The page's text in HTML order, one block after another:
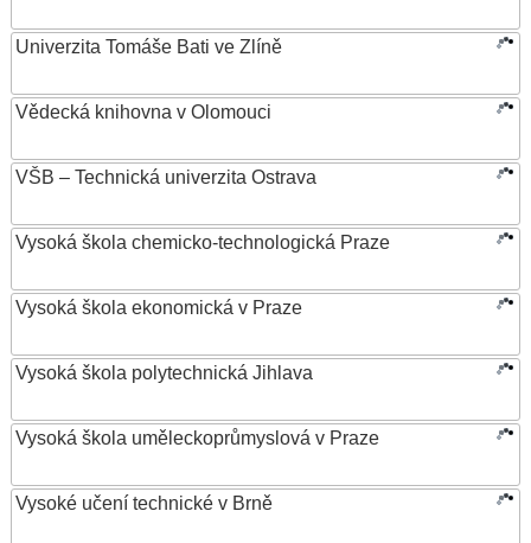
Univerzita Tomáše Bati ve Zlíně
Vědecká knihovna v Olomouci
VŠB – Technická univerzita Ostrava
Vysoká škola chemicko-technologická Praze
Vysoká škola ekonomická v Praze
Vysoká škola polytechnická Jihlava
Vysoká škola uměleckoprůmyslová v Praze
Vysoké učení technické v Brně